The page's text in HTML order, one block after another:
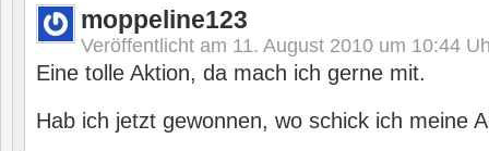
moppeline123
Veröffentlicht am 11. August 2010 um 10:44
Eine tolle Aktion, da mach ich gerne mit.
Hab ich jetzt gewonnen, wo schick ich meine